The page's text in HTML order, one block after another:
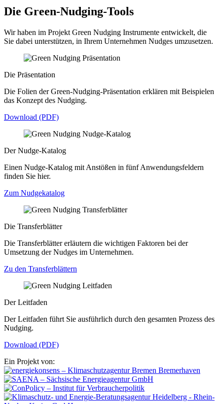
Die Green-Nudging-Tools
Wir haben im Projekt Green Nudging Instrumente entwickelt, die
Sie dabei unterstützen, in Ihrem Unternehmen Nudges umzusetzen.
Die Präsentation
Die Folien der Green-Nudging-Präsentation erklären mit Beispielen
das Konzept des Nudging.
Download (PDF)
Der Nudge-Katalog
Einen Nudge-Katalog mit Anstößen in fünf Anwendungsfeldern
finden Sie hier.
Zum Nudgekatalog
Die Transferblätter
Die Transferblätter erläutern die wichtigen Faktoren bei der
Umsetzung der Nudges im Unternehmen.
Zu den Transferblättern
Der Leitfaden
Der Leitfaden führt Sie ausführlich durch den gesamten Prozess des
Nudging.
Download (PDF)
Ein Projekt von: